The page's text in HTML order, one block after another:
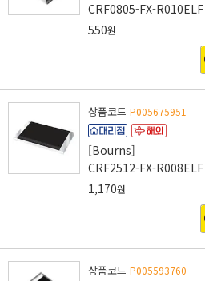
CRF0805-FX-R010ELF
550원
상품코드 P005675951
[Bourns]
CRF2512-FX-R008ELF
1,170원
상품코드 P005593760